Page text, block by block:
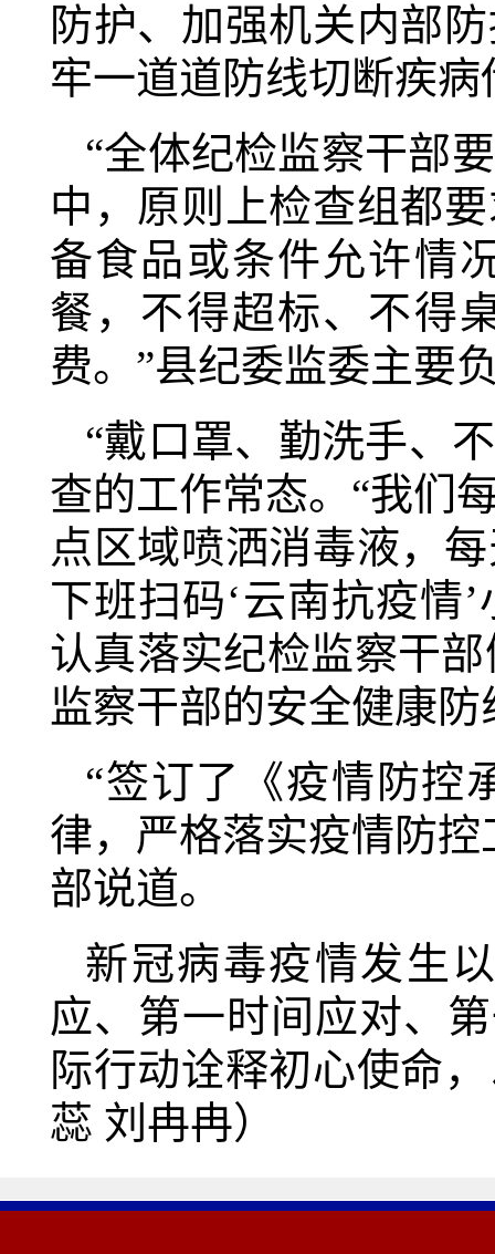
防护、加强机关内部
牢一道道防线切断疾
“全体纪检监察干部
中，原则上检查组都
备食品或条件允许情
餐，不得超标、不得
费。”县纪委监委主要
“戴口罩、勤洗手、
查的工作常态。“我们
点区域喷洒消毒液，
下班扫码‘云南抗疫情
认真落实纪检监察干
监察干部的安全健康
“签订了《疫情防控
律，严格落实疫情防
部说道。
新冠病毒疫情发生
应、第一时间应对、
际行动诠释初心使命
蕊 刘冉冉）